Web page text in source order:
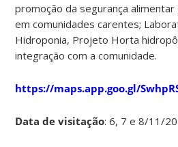
promoção da segurança
em comunidades carentes;
Hidroponia, Projeto Horta
integração com a comunidade.
https://maps.app.goo.gl/
Data de visitação: 6, 7 e 8/11/